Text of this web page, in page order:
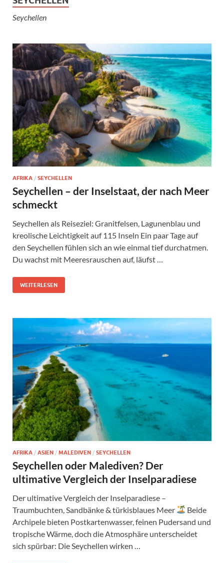
Seychellen
AFRIKA / SEYCHELLEN
Seychellen – der Inselstaat, der nach Meer
schmeckt
Seychellen als Reiseziel: Granitfelsen, Lagunenblau und
kreolische Leichtigkeit auf 115 Inseln Ein paar Tage auf
den Seychellen fühlen sich an wie einmal tief durchatmen.
Du wachst mit Meeresrauschen auf, läufst …
WEITERLESEN
AFRIKA / ASIEN / MALEDIVEN / SEYCHELLEN
Seychellen oder Malediven? Der
ultimative Vergleich der Inselparadiese
Der ultimative Vergleich der Inselparadiese –
Traumbuchten, Sandbänke & türkisblaues Meer
Beide
Archipele bieten Postkartenwasser, feinen Pudersand und
tropische Wärme, doch die Atmosphäre unterscheidet
sich spürbar: Die Seychellen wirken …